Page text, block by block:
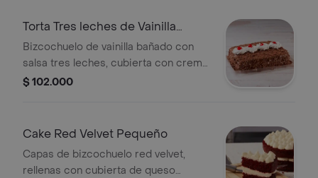
Torta Tres leches de Vainilla
Grande
Bizcochuelo de vainilla bañado con
salsa tres leches, cubierta con crema
tipo chantilly, decorado con ralladura
$ 102.000
Cake Red Velvet Pequeño
Capas de bizcochuelo red velvet,
rellenas con cubierta de queso